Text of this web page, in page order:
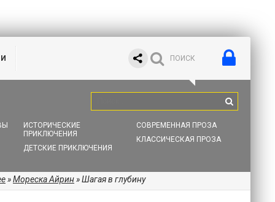
ИСТОРИЧЕСКИЕ
ПРИКЛЮЧЕНИЯ
ДЕТСКИЕ ПРИКЛЮЧЕНИЯ
СОВРЕМЕННАЯ ПРОЗА
КЛАССИЧЕСКАЯ ПРОЗА
»Мореска Айрин» Шагая в глубину